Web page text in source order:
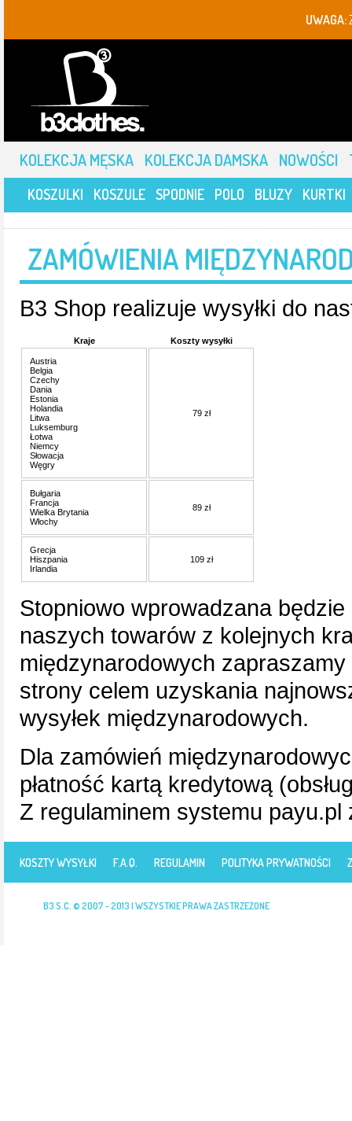
UWAGA:
KOLEKCJA MĘSKA KOLEKCJA DAMSKA NOWOŚCI
KOSZULKI KOSZULE SPODNIE POLO BLUZY KURTKI
ZAMÓWIENIA
B3 Shop realizuje wysyłki do
Kraje Koszty wysyłki
Austria
Belgia
Czechy
Dania
Estonia
Holandia
Litwa
Luksemburg
Łotwa
Niemcy
Słowacja
Węgry
79 zł
Bułgaria
Francja
Wielka Brytania
Włochy
89 zł
Grecja
Hiszpania
Irlandia
109 zł
Stopniowo wprowadzana
naszych towarów z kolejnych
międzynarodowych
strony celem uzyskania
wysyłek międzynarodowych.
Dla zamówień
płatność kartą kredytową
Z regulaminem systemu
KOSZTY WYSYŁKI F.A.Q. REGULAMIN POLITYKA PRYWATNOŚCI
B3 S.C. © 2007 - 2013 | WSZYSTKIE PRAWA ZASTRZEŻONE